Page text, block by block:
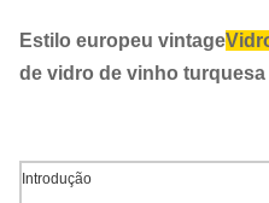
Estilo europeu vintage
de vidro de vinho turquesa
Introdução